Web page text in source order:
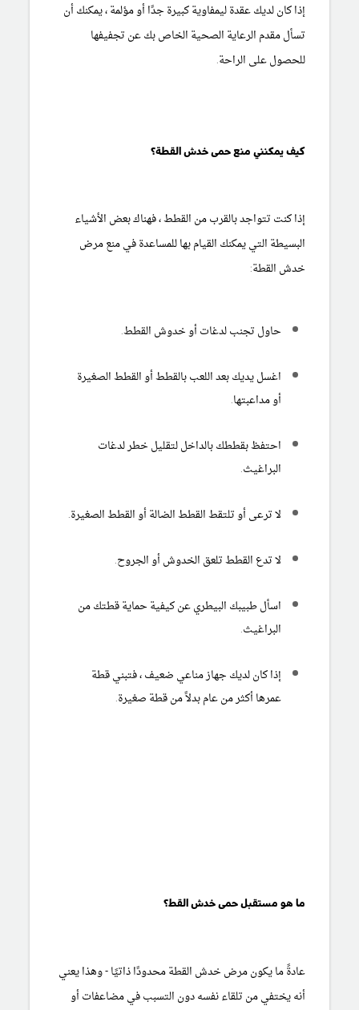
إذا كان لديك عقدة ليمفاوية كبيرة جدًا أو مؤلمة ، يمكنك أن
تسأل مقدم الرعاية الصحية الخاص بك عن تجفيفها
للحصول على الراحة.
كيف يمكنني منع حمى خدش القطة؟
إذا كنت تتواجد بالقرب من القطط ، فهناك بعض الأشياء
البسيطة التي يمكنك القيام بها للمساعدة في منع مرض
خدش القطة:
حاول تجنب لدغات أو خدوش القطط.
اغسل يديك بعد اللعب بالقطط أو القطط الصغيرة
أو مداعبتها.
احتفظ بقططك بالداخل لتقليل خطر لدغات
البراغيث.
لا ترعى أو تلتقط القطط الضالة أو القطط الصغيرة.
لا تدع القطط تلعق الخدوش أو الجروح.
اسأل طبيبك البيطري عن كيفية حماية قطتك من
البراغيث.
إذا كان لديك جهاز مناعي ضعيف ، فتبني قطة
عمرها أكثر من عام بدلاً من قطة صغيرة.
ما هو مستقبل حمى خدش القط؟
عادةً ما يكون مرض خدش القطة محدودًا ذاتيًا - وهذا يعني
أنه يختفي من تلقاء نفسه دون التسبب في مضاعفات أو